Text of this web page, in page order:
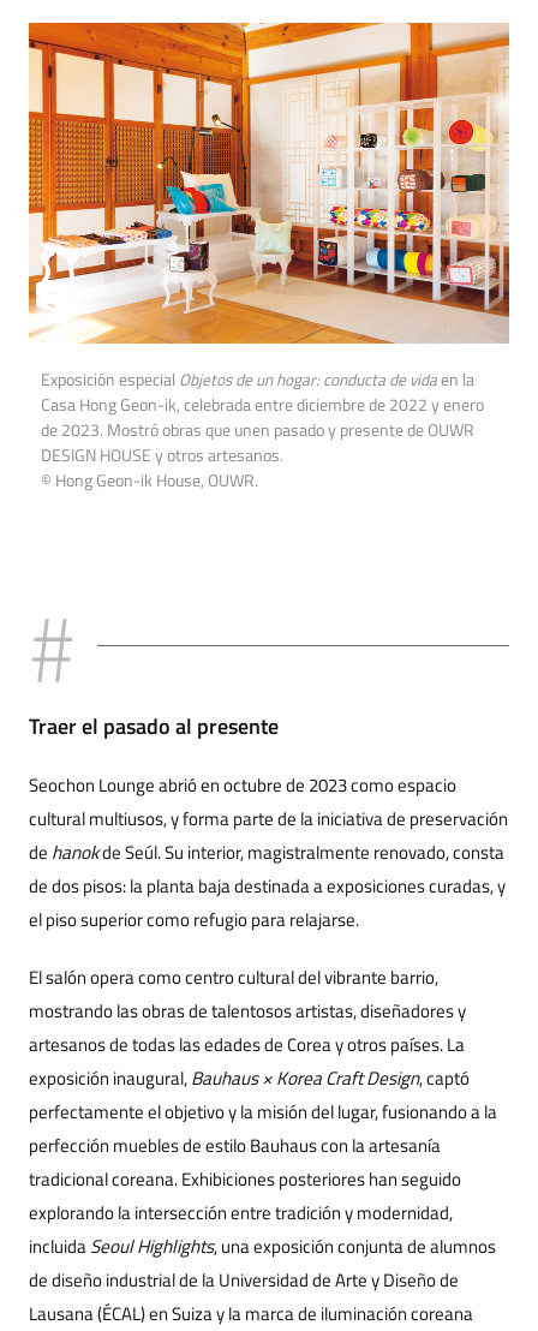
Exposición especial Objetos de un hogar: conducta de vidaen la
Casa Hong Geon-ik, celebrada entre diciembre de 2022 y enero
de 2023. Mostró obras que unen pasado y presente de OUWR
DESIGN HOUSE y otros artesanos.
© Hong Geon-ik House, OUWR.
Traer el pasado al presente
Seochon Lounge abrió en octubre de 2023 como espacio
cultural multiusos, y forma parte de la iniciativa de preservación
de hanokde Seúl. Su interior, magistralmente renovado, consta
de dos pisos: la planta baja destinada a exposiciones curadas, y
el piso superior como refugio para relajarse.
El salón opera como centro cultural del vibrante barrio,
mostrando las obras de talentosos artistas, diseñadores y
artesanos de todas las edades de Corea y otros países. La
exposición inaugural,Bauhaus × Korea Craft Design, captó
perfectamente el objetivo y la misión del lugar, fusionando a la
perfección muebles de estilo Bauhaus con la artesanía
tradicional coreana. Exhibiciones posteriores han seguido
explorando la intersección entre tradición y modernidad,
incluidaSeoul Highlights, una exposición conjunta de alumnos
de diseño industrial de la Universidad de Arte y Diseño de
Lausana (ÉCAL) en Suiza y la marca de iluminación coreana